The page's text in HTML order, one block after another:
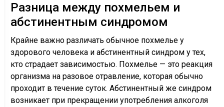
Разница между похмельем и
абстинентным синдромом
Крайне важно различать обычное похмелье у
здорового человека и абстинентный синдром у тех,
кто страдает зависимостью. Похмелье — это реакция
организма на разовое отравление, которая обычно
проходит в течение суток. Абстинентный же синдром
возникает при прекращении употребления алкоголя